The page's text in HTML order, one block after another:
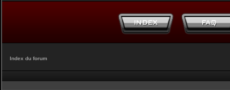
Index du forum